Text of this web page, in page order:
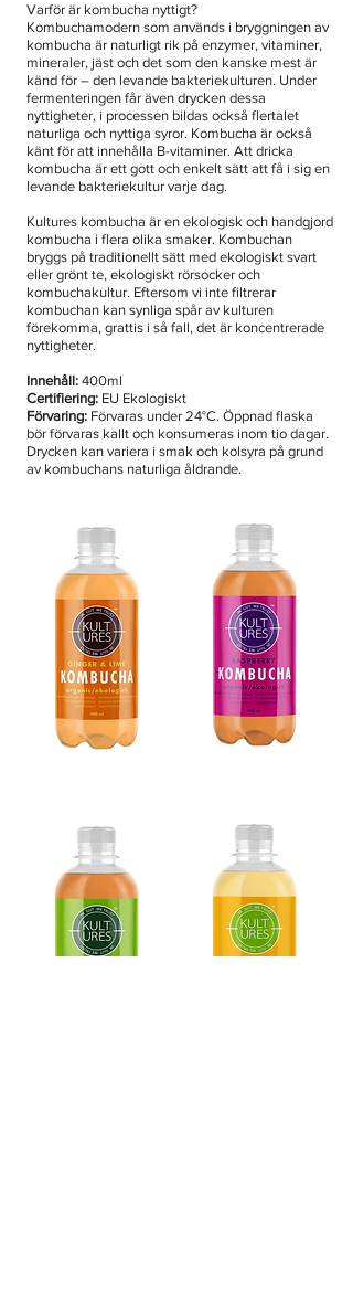
Varför är kombucha nyttigt?
Kombuchamodern som används i bryggningen av
kombucha är naturligt rik på enzymer, vitaminer,
mineraler, jäst och det som den kanske mest är
känd för – den levande bakteriekulturen. Under
fermenteringen får även drycken dessa
nyttigheter, i processen bildas också flertalet
naturliga och nyttiga syror. Kombucha är också
känt för att innehålla B-vitaminer. Att dricka
kombucha är ett gott och enkelt sätt att få i sig en
levande bakteriekultur varje dag.
Kultures kombucha är en ekologisk och handgjord
kombucha i flera olika smaker. Kombuchan
bryggs på traditionellt sätt med ekologiskt svart
eller grönt te, ekologiskt rörsocker och
kombuchakultur. Eftersom vi inte filtrerar
kombuchan kan synliga spår av kulturen
förekomma, grattis i så fall, det är koncentrerade
nyttigheter.
Innehåll: 400ml
Certifiering: EU Ekologiskt
Förvaring: Förvaras under 24°C. Öppnad flaska
bör förvaras kallt och konsumeras inom tio dagar.
Drycken kan variera i smak och kolsyra på grund
av kombuchans naturliga åldrande.